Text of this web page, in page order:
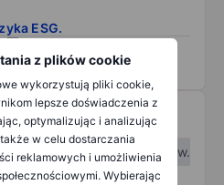
z plików cookie
wykorzystują pliki cookie,
lepsze doświadczenia z
optymalizując i analizując
w celu dostarczania
reklamowych i umożliwienia
Wybierając
ESG.
W I kw.
W II kw.